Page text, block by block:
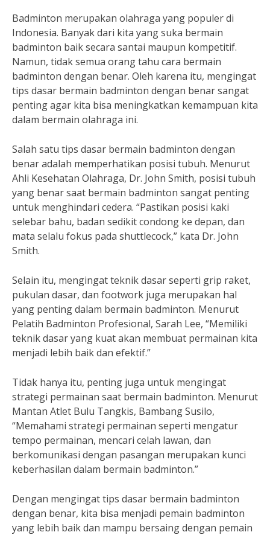
Badminton merupakan olahraga yang populer di
Indonesia. Banyak dari kita yang suka bermain
badminton baik secara santai maupun kompetitif.
Namun, tidak semua orang tahu cara bermain
badminton dengan benar. Oleh karena itu, mengingat
tips dasar bermain badminton dengan benar sangat
penting agar kita bisa meningkatkan kemampuan kita
dalam bermain olahraga ini.
Salah satu tips dasar bermain badminton dengan
benar adalah memperhatikan posisi tubuh. Menurut
Ahli Kesehatan Olahraga, Dr. John Smith, posisi tubuh
yang benar saat bermain badminton sangat penting
untuk menghindari cedera. “Pastikan posisi kaki
selebar bahu, badan sedikit condong ke depan, dan
mata selalu fokus pada shuttlecock,” kata Dr. John
Smith.
Selain itu, mengingat teknik dasar seperti grip raket,
pukulan dasar, dan footwork juga merupakan hal
yang penting dalam bermain badminton. Menurut
Pelatih Badminton Profesional, Sarah Lee, “Memiliki
teknik dasar yang kuat akan membuat permainan kita
menjadi lebih baik dan efektif.”
Tidak hanya itu, penting juga untuk mengingat
strategi permainan saat bermain badminton. Menurut
Mantan Atlet Bulu Tangkis, Bambang Susilo,
“Memahami strategi permainan seperti mengatur
tempo permainan, mencari celah lawan, dan
berkomunikasi dengan pasangan merupakan kunci
keberhasilan dalam bermain badminton.”
Dengan mengingat tips dasar bermain badminton
dengan benar, kita bisa menjadi pemain badminton
yang lebih baik dan mampu bersaing dengan pemain